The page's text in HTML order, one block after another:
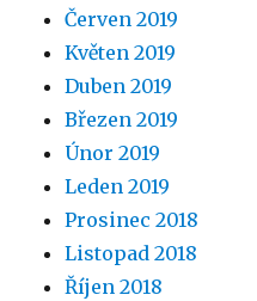
Červen 2019
Květen 2019
Duben 2019
Březen 2019
Únor 2019
Leden 2019
Prosinec 2018
Listopad 2018
Říjen 2018